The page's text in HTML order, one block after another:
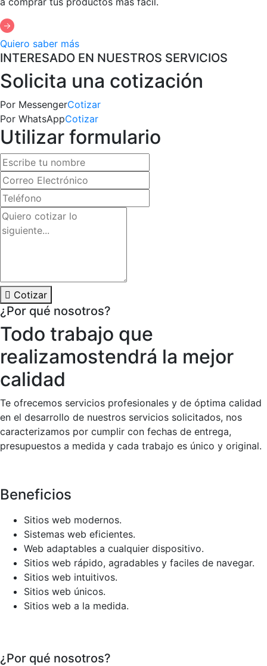
Quiero saber más
INTERESADO EN NUESTROS SERVICIOS
Solicita una cotización
Por MessengerCotizar
Por WhatsAppCotizar
Utilizar formulario
Cotizar
¿Por qué nosotros?
Todo trabajo que
realizamostendrá la mejor
calidad
Te ofrecemos servicios profesionales y de óptima calidad
en el desarrollo de nuestros servicios solicitados, nos
caracterizamos por cumplir con fechas de entrega,
presupuestos a medida y cada trabajo es único y original.
Beneficios
Sitios web modernos.
Sistemas web eficientes.
Web adaptables a cualquier dispositivo.
Sitios web rápido, agradables y faciles de navegar.
Sitios web intuitivos.
Sitios web únicos.
Sitios web a la medida.
¿Por qué nosotros?